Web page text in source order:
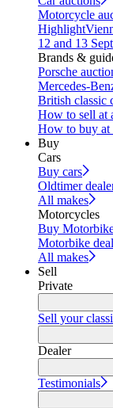
Motorcycle
Highlight
12 and 13
Brands &
Porsche
Mercedes-
British classic
How to sell at
How to buy at
Buy
Cars
Buy cars
Oldtimer
All makes
Motorcycles
Buy
Motorbike
All makes
Sell
Private
Sell your
Dealer
Testimonials